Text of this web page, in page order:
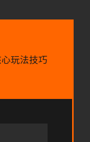
玩法技巧